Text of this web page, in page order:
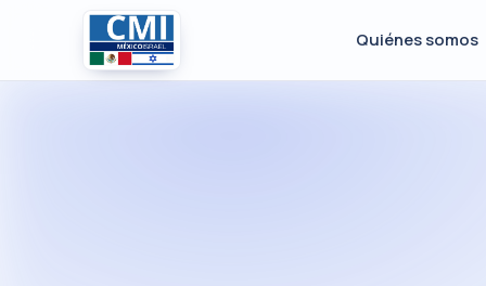
Quiénes somos